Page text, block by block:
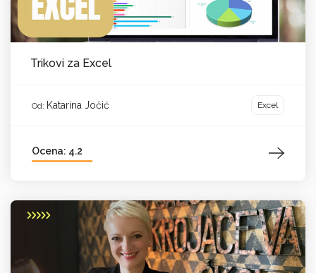
Trikovi za Excel
Od: Katarina Jočić Excel
Ocena: 4.2